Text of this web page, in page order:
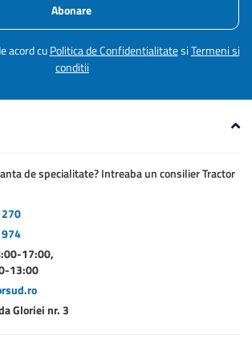
Abonare
acord cuPolitica de ConfidentialitatesiTermeni si
conditii
de specialitate? Intreaba un consilier Tractor
17:00,
13:00
Gloriei nr. 3